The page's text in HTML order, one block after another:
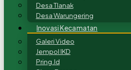
Desa Tlanak
Desa Warungering
Inovasi Kecamatan
Galeri Video
Jempol IKD
Pring.Id